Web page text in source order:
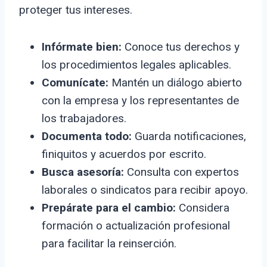
proteger tus intereses.
Infórmate bien: Conoce tus derechos y
los procedimientos legales aplicables.
Comunícate: Mantén un diálogo abierto
con la empresa y los representantes de
los trabajadores.
Documenta todo: Guarda notificaciones,
finiquitos y acuerdos por escrito.
Busca asesoría: Consulta con expertos
laborales o sindicatos para recibir apoyo.
Prepárate para el cambio: Considera
formación o actualización profesional
para facilitar la reinserción.